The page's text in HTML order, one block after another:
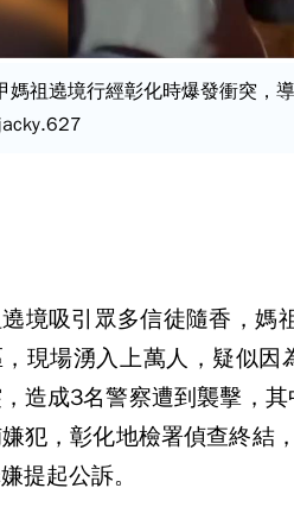
媽祖遶境行經彰化時爆發衝突，
境吸引眾多信徒隨香，媽
現場湧入上萬人，疑似因
造成3名警察遭到襲擊，
犯，彰化地檢署偵查終結
提起公訴。